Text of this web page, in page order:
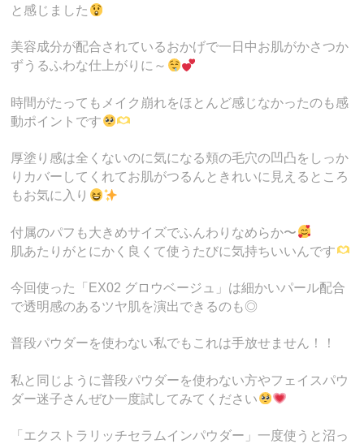
と感じました
美容成分が配合されているおかげで一日中お肌がかさつか
ずうるふわな仕上がりに～
時間がたってもメイク崩れをほとんど感じなかったのも感
動ポイントです
厚塗り感は全くないのに気になる頬の毛穴の凹凸をしっか
りカバーしてくれてお肌がつるんときれいに見えるところ
もお気に入り
付属のパフも大きめサイズでふんわりなめらか〜
肌あたりがとにかく良くて使うたびに気持ちいいんです
今回使った「EX02 グロウベージュ」は細かいパール配合
で透明感のあるツヤ肌を演出できるのも◎
普段パウダーを使わない私でもこれは手放せません！！
私と同じように普段パウダーを使わない方やフェイスパウ
ダー迷子さんぜひ一度試してみてください
「エクストラリッチセラムインパウダー」一度使うと沼っ